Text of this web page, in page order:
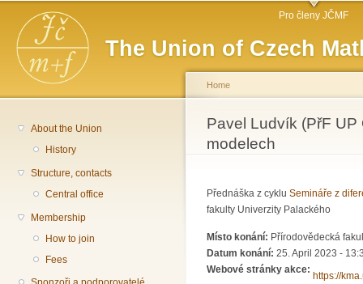
The Union of Czech
Main menu Pro členy JČMF
About the Union
History
Structure, contacts
Central office
Membership
How to join
Fees
You are here
Home
Pavel Ludvík (PřF
modelech
Přednáška z cyklu Semináře z
fakulty Univerzity Palackého
Místo konání: Přírodovědecká
Datum konání: 25. April 2023 -
Webové stránky akce:
https://